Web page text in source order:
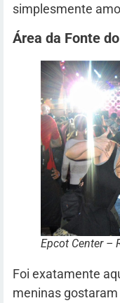
simplesmente
Área da Fonte
Epcot Center –
Foi exatamente
meninas